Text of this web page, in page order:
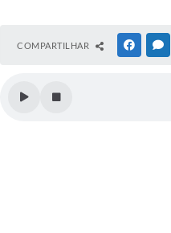
COMPARTILHAR